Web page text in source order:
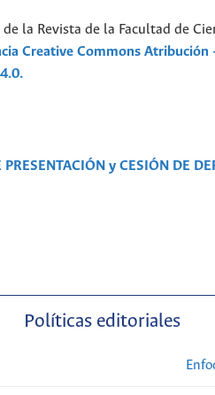
la Revista de la Facultad de
Creative Commons Atribución
y CESIÓN DE
Políticas editoriales